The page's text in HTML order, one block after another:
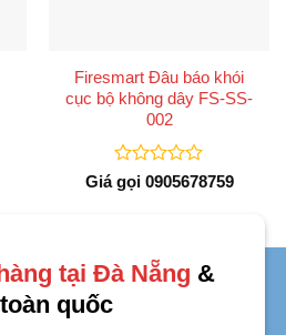
Firesmart Đâu báo khói
cục bộ không dây FS-SS-
002
Được
xếp
sao
Giá gọi 0905678759
tại Đà Nẵng &
quốc